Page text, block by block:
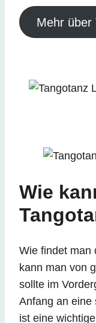
Mehr über
Wie
Wie findet man
kann man von
sollte im
Anfang an eine
ist eine